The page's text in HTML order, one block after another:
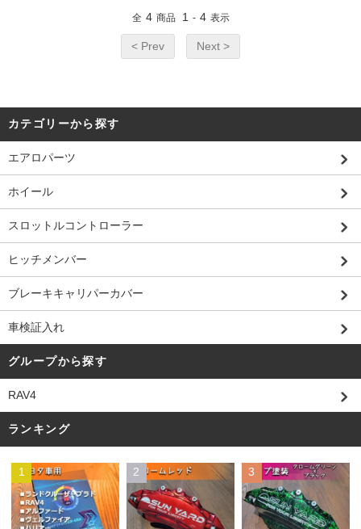
全 4 商品 1 - 4 表示
< Prev Next >
カテゴリーから探す
エアロパーツ
ホイール
スロットルコントローラー
ヒッチメンバー
ブレーキキャリパーカバー
車検証入れ
グループから探す
RAV4
ランキング
1 2 3